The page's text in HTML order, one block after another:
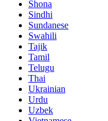
Shona
Sindhi
Sundanese
Swahili
Tajik
Tamil
Telugu
Thai
Ukrainian
Urdu
Uzbek